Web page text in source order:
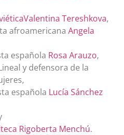
Valentina Tereshkova,
afroamericana Angela
española Rosa Arauzo,
y defensora de la
española Lucía Sánchez
Rigoberta Menchú.